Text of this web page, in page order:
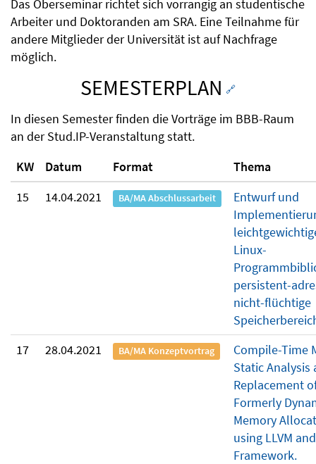
Das Oberseminar richtet sich vorrangig an studentische
Arbeiter und Doktoranden am SRA. Eine Teilnahme für
andere Mitglieder der Universität ist auf Nachfrage
möglich.
SEMESTERPLAN 🔗
In diesen Semester finden die Vorträge im BBB-Raum
an der Stud.IP-Veranstaltung statt.
KW
Datum Format
Thema
15
14.04.2021 BA/MA Abschlussarbeit
Entwurf und
Linux-
persistent-
nicht-flüchtige
17
28.04.2021 BA/MA Konzeptvortrag
Compile-Time
Static Analysis
Replacement
Formerly
Memory
using LLVM
Framework.